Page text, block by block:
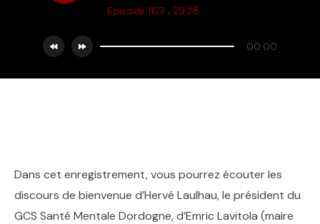
Episode 1127 . 29:28
00:00
Dans cet enregistrement, vous pourrez écouter les
discours de bienvenue d’Hervé Laulhau, le président du
GCS Santé Mentale Dordogne, d’Emric Lavitola (maire